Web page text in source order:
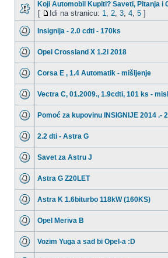
Koji Automobil Kupiti? Saveti, Pitanja i
[ Idi na stranicu: 1, 2, 3, 4, 5 ]
Insignija - 2.0 cdti - 170ks
Opel Crossland X 1.2i 2018
Corsa E , 1.4 Automatik - mišljenje
Vectra C, 01.2009., 1.9cdti, 101 ks -
Pomoć za kupovinu INSIGNIJE 2014 .-
2.2 dti - Astra G
Savet za Astru J
Astra G Z20LET
Astra K 1.6biturbo 118kW (160KS)
Opel Meriva B
Vozim Yuga a sad bi Opel-a :D